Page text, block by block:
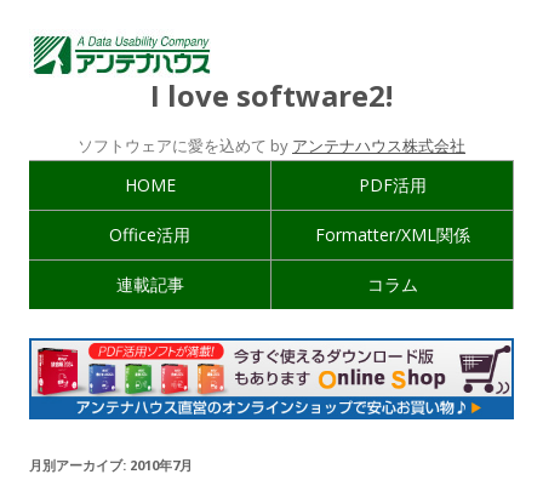
I love software2!
ソフトウェアに愛を込めて by アンテナハウス株式会社
HOME PDF活用
Office活用 Formatter/XML関係
連載記事 コラム
月別アーカイブ: 2010年7月